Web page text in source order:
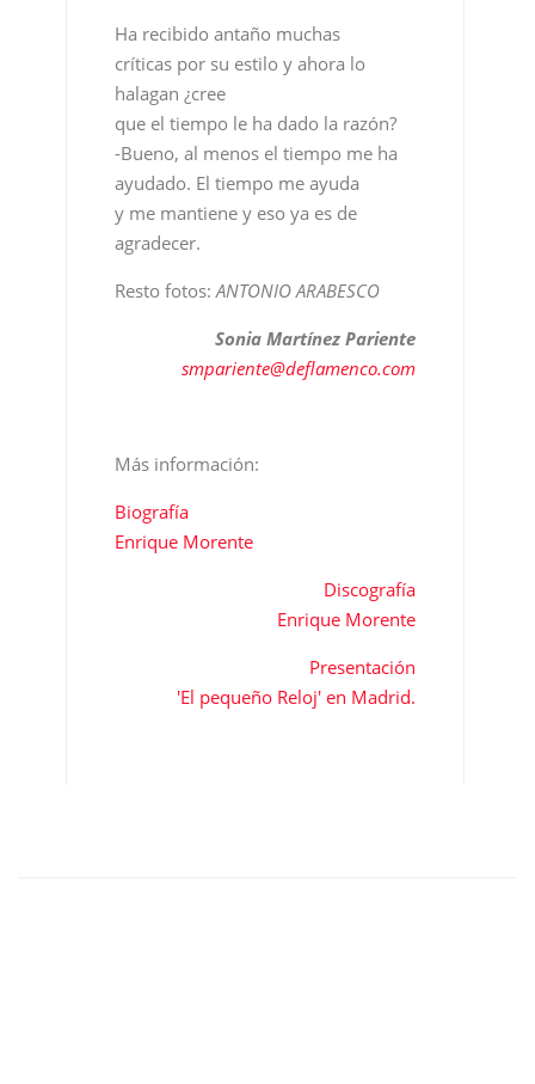
Ha recibido antaño muchas
críticas por su estilo y ahora lo
halagan ¿cree
que el tiempo le ha dado la razón?
-Bueno, al menos el tiempo me ha
ayudado. El tiempo me ayuda
y me mantiene y eso ya es de
agradecer.
Resto fotos: ANTONIO ARABESCO
Sonia Martínez Pariente
smpariente@deflamenco.com
Más información:
Biografía
Enrique Morente
Discografía
Enrique Morente
Presentación
'El pequeño Reloj' en Madrid.